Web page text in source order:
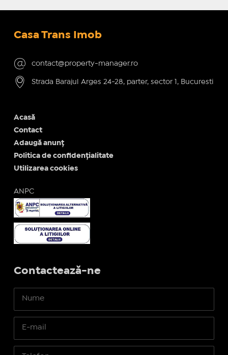
Casa Trans Imob
contact@property-manager.ro
Strada Barajul Arges 24-28, parter, sector 1, Bucuresti
Acasă
Contact
Adaugă anunț
Politica de confidențialitate
Utilizarea cookies
ANPC
Contactează-ne